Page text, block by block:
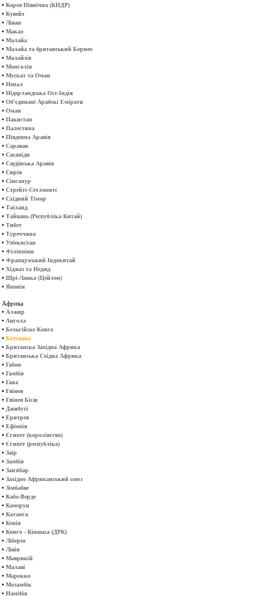
• Корея Північна (КНДР)
• Кувейт
• Ліван
• Макао
• Малайа
• Малайа та британський Борнео
• Малайзія
• Монголія
• Мускат та Оман
• Непал
• Нідерландська Ост-Індія
• Об'єдинані Арабскі Емірати
• Оман
• Пакистан
• Палестина
• Південна Аравія
• Саравак
• Сасаніди
• Саудівська Аравія
• Сирія
• Сінгапур
• Стрейтс-Сетлментс
• Східний Тімор
• Таїланд
• Тайвань (Республіка Китай)
• Тибет
• Туреччина
• Узбекистан
• Філіппіни
• Французський Індокитай
• Хіджаз та Неджд
• Шрі-Ланка (Цейлон)
• Японія
Африка
• Алжир
• Ангола
• Бельгійске Конго
• Ботсвана
• Британска Західна Африка
• Британська Східна Африка
• Габон
• Гамбія
• Гана
• Гвінея
• Гвінея Бісау
• Джибуті
• Еритрея
• Ефіопія
• Єгипет (королівство)
• Єгипет (республіка)
• Заїр
• Замбія
• Занзібар
• Західно Африканський союз
• Зімбабве
• Кабо-Верде
• Камерун
• Катанга
• Кенія
• Конго - Кіншаса (ДРК)
• Ліберія
• Лівія
• Маврикій
• Малаві
• Марокко
• Мозамбік
• Намібія